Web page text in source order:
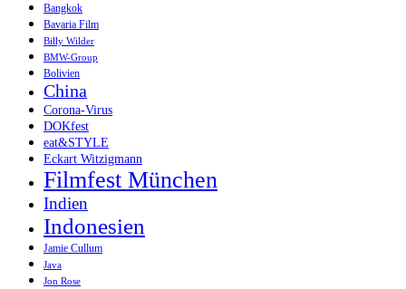
Bangkok
Bavaria Film
Billy Wilder
BMW-Group
Bolivien
China
Corona-Virus
DOKfest
eat&STYLE
Eckart Witzigmann
Filmfest München
Indien
Indonesien
Jamie Cullum
Java
Jon Rose